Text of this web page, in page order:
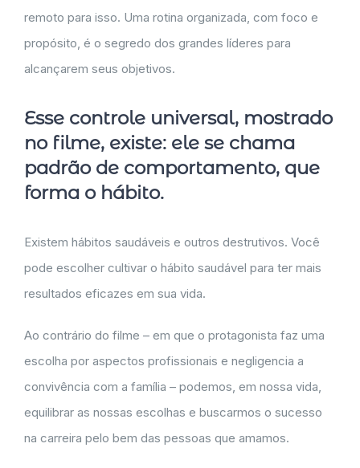
remoto para isso. Uma rotina organizada, com foco e
propósito, é o segredo dos grandes líderes para
alcançarem seus objetivos.
Esse controle universal, mostrado
no filme, existe: ele se chama
padrão de comportamento, que
forma o hábito.
Existem hábitos saudáveis e outros destrutivos. Você
pode escolher cultivar o hábito saudável para ter mais
resultados eficazes em sua vida.
Ao contrário do filme – em que o protagonista faz uma
escolha por aspectos profissionais e negligencia a
convivência com a família – podemos, em nossa vida,
equilibrar as nossas escolhas e buscarmos o sucesso
na carreira pelo bem das pessoas que amamos.